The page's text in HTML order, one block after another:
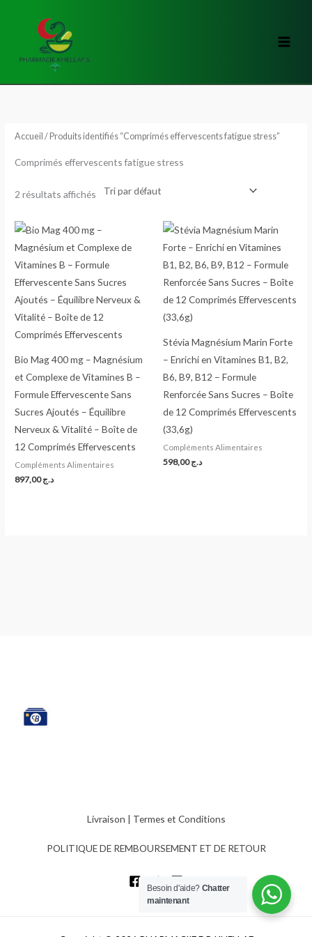
Accueil / Produits identifiés “Comprimés effervescents fatigue stress”
Comprimés effervescents fatigue stress
2 résultats affichés
Bio Mag 400 mg – Magnésium
et Complexe de Vitamines B –
Formule Effervescente Sans
Sucres Ajoutés – Équilibre
Nerveux & Vitalité – Boîte de
12 Comprimés Effervescents
Compléments Alimentaires
د.ج897,00
Stévia Magnésium Marin Forte
– Enrichi en Vitamines B1, B2,
B6, B9, B12 – Formule
Renforcée Sans Sucres – Boîte
de 12 Comprimés Effervescents
(33,6g)
Compléments Alimentaires
د.ج598,00
Livraison | Termes et Conditions
POLITIQUE DE REMBOURSEMENT ET DE RETOUR
Besoin d'aide? Chatter
maintenant